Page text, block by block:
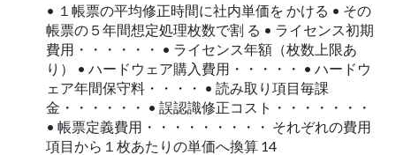
• １帳票の平均修正時間に社内単価を かける • その
帳票の５年間想定処理枚数で割 る • ライセンス初期
費用・・・・・・ • ライセンス年額（枚数上限あ
り） • ハードウェア購入費用・・・・・ • ハードウ
ェア年間保守料・・・・ • 読み取り項目毎課
金・・・・・・ • 誤認識修正コスト・・・・・・・
• 帳票定義費用・・・・・・・・・ それぞれの費用
項目から１枚あたりの単価へ換算 14